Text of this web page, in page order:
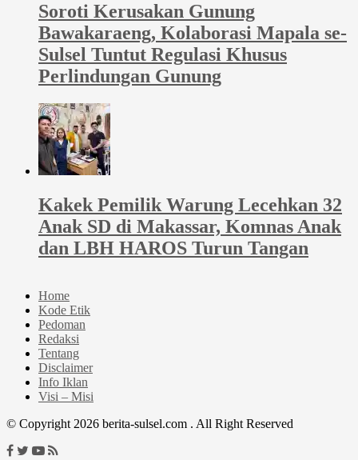
Soroti Kerusakan Gunung
Bawakaraeng, Kolaborasi Mapala se-
Sulsel Tuntut Regulasi Khusus
Perlindungan Gunung
Kakek Pemilik Warung Lecehkan 32
Anak SD di Makassar, Komnas Anak
dan LBH HAROS Turun Tangan
Home
Kode Etik
Pedoman
Redaksi
Tentang
Disclaimer
Info Iklan
Visi – Misi
© Copyright 2026 berita-sulsel.com . All Right Reserved